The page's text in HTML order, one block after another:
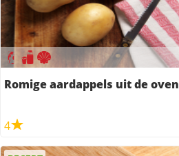
Romige aardappels uit de oven
4